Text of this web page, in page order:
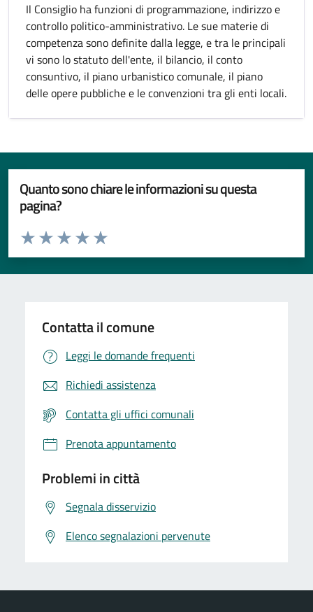
Il Consiglio ha funzioni di programmazione, indirizzo e
controllo politico-amministrativo. Le sue materie di
competenza sono definite dalla legge, e tra le principali
vi sono lo statuto dell'ente, il bilancio, il conto
consuntivo, il piano urbanistico comunale, il piano
delle opere pubbliche e le convenzioni tra gli enti locali.
Quanto sono chiare le informazioni su questa
pagina?
Valuta da 1 a 5 stelle la pagina
Valuta 5 stelle su 5
Valuta 4 stelle su 5
Valuta 3 stelle su 5
Valuta 2 stelle su 5
Valuta 1 stelle su 5
Contatta il comune
Leggi le domande frequenti
Richiedi assistenza
Contatta gli uffici comunali
Prenota appuntamento
Problemi in città
Segnala disservizio
Elenco segnalazioni pervenute